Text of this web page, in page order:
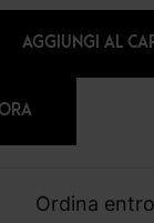
AGGIUNGI AL
Ordina entro